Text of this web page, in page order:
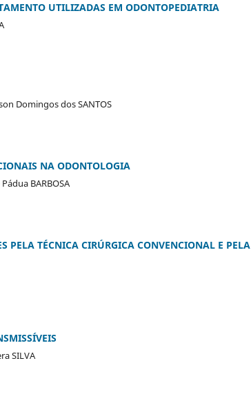
UTILIZADAS EM ODONTOPEDIATRIA
Domingos dos SANTOS
NA ODONTOLOGIA
BARBOSA
PELA TÉCNICA CIRÚRGICA CONVENCIONAL E PELA
SILVA